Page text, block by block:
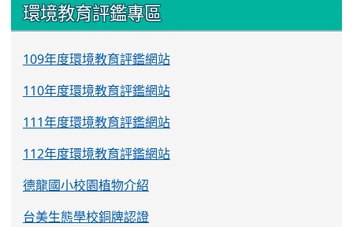
環境教育評鑑專區
109年度環境教育評鑑網站
110年度環境教育評鑑網站
111年度環境教育評鑑網站
112年度環境教育評鑑網站
德龍國小校園植物介紹
台美生態學校銅牌認證